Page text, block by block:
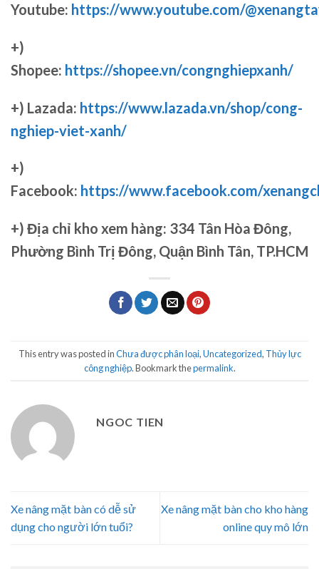
Youtube: https://www.youtube.com/
+)
Shopee: https://shopee.vn/congnghiepxanh/
+) Lazada: https://www.lazada.vn/shop/cong-
nghiep-viet-xanh/
+)
Facebook: https://www.facebook.com/
+) Địa chỉ kho xem hàng: 334 Tân Hòa Đông,
Phường Bình Trị Đông, Quận Bình Tân, TP.HCM
This entry was posted inChưa được phân loại,Uncategorized, Thủy lực
công nghiệp. Bookmark thepermalink.
NGOC TIEN
Xe nâng mặt bàn có dễ sử
dụng cho người lớn tuổi?
Xe nâng mặt bàn cho kho hàng
online quy mô lớn